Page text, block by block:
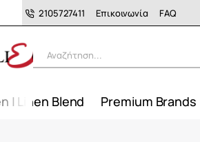
2105727411 Επικοινωνία FAQ
Αναζήτηση...
| Linen Blend Premium Brands